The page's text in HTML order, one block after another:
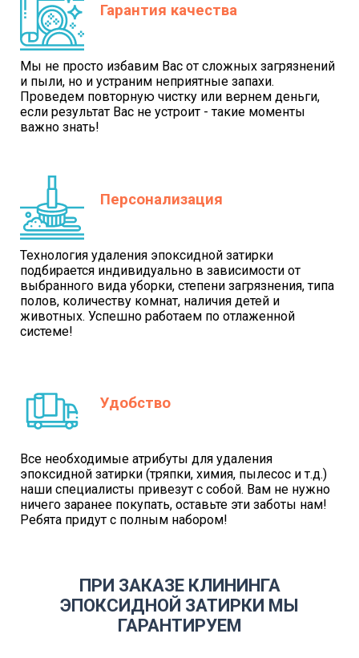
Гарантия качества
Мы не просто избавим Вас от сложных загрязнений
и пыли, но и устраним неприятные запахи.
Проведем повторную чистку или вернем деньги,
если результат Вас не устроит - такие моменты
важно знать!
Персонализация
Технология удаления эпоксидной затирки
подбирается индивидуально в зависимости от
выбранного вида уборки, степени загрязнения, типа
полов, количеству комнат, наличия детей и
животных. Успешно работаем по отлаженной
системе!
Удобство
Все необходимые атрибуты для удаления
эпоксидной затирки (тряпки, химия, пылесос и т.д.)
наши специалисты привезут с собой. Вам не нужно
ничего заранее покупать, оставьте эти заботы нам!
Ребята придут с полным набором!
ПРИ ЗАКАЗЕ КЛИНИНГА
ЭПОКСИДНОЙ ЗАТИРКИ МЫ
ГАРАНТИРУЕМ